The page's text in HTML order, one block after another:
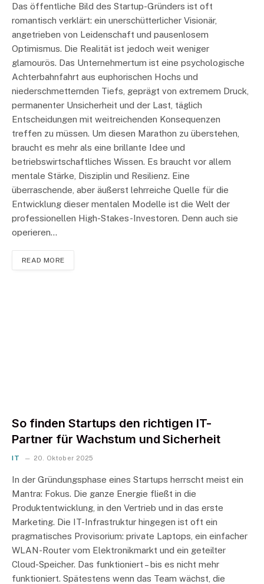
Das öffentliche Bild des Startup-Gründers ist oft
romantisch verklärt: ein unerschütterlicher Visionär,
angetrieben von Leidenschaft und pausenlosem
Optimismus. Die Realität ist jedoch weit weniger
glamourös. Das Unternehmertum ist eine psychologische
Achterbahnfahrt aus euphorischen Hochs und
niederschmetternden Tiefs, geprägt von extremem Druck,
permanenter Unsicherheit und der Last, täglich
Entscheidungen mit weitreichenden Konsequenzen
treffen zu müssen. Um diesen Marathon zu überstehen,
braucht es mehr als eine brillante Idee und
betriebswirtschaftliches Wissen. Es braucht vor allem
mentale Stärke, Disziplin und Resilienz. Eine
überraschende, aber äußerst lehrreiche Quelle für die
Entwicklung dieser mentalen Modelle ist die Welt der
professionellen High-Stakes-Investoren. Denn auch sie
operieren…
READ MORE
So finden Startups den richtigen IT-
Partner für Wachstum und Sicherheit
IT 20. Oktober 2025
In der Gründungsphase eines Startups herrscht meist ein
Mantra: Fokus. Die ganze Energie fließt in die
Produktentwicklung, in den Vertrieb und in das erste
Marketing. Die IT-Infrastruktur hingegen ist oft ein
pragmatisches Provisorium: private Laptops, ein einfacher
WLAN-Router vom Elektronikmarkt und ein geteilter
Cloud-Speicher. Das funktioniert – bis es nicht mehr
funktioniert. Spätestens wenn das Team wächst, die